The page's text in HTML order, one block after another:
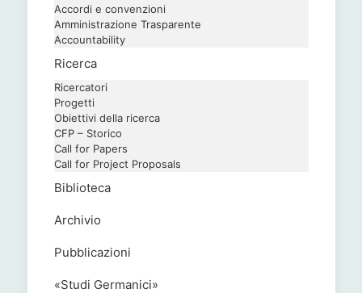
Accordi e convenzioni
Amministrazione Trasparente
Accountability
Ricerca
Ricercatori
Progetti
Obiettivi della ricerca
CFP – Storico
Call for Papers
Call for Project Proposals
Biblioteca
Archivio
Pubblicazioni
«Studi Germanici»